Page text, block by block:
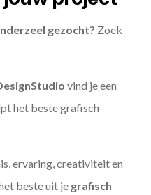
gezocht? Zoek
vind je een
het beste grafisch
ervaring, creativiteit en
beste uit je grafisch